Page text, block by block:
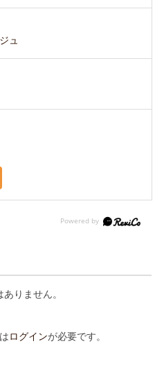
ュ
りません。
ログインが必要です。